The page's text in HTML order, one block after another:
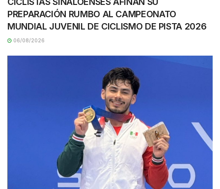
PREPARACIÓN RUMBO AL CAMPEONATO
MUNDIAL JUVENIL DE CICLISMO DE PISTA 2026
06/08/2026